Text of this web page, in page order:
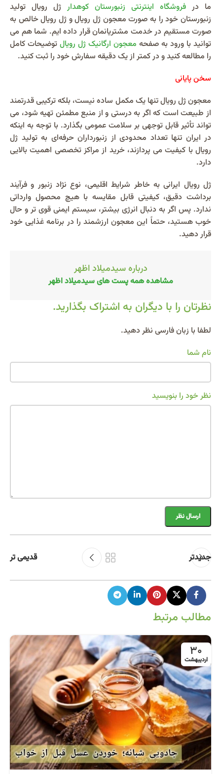
ما در فروشگاه اینترنتی زنبورستان کوهدار ژل رویال تولید
زنبورستان خود را به صورت معجون ژل رویال و ژل رویال خالص به
صورت مستقیم در خدمت مشتریانمان قرار داده ایم. شما هم می
توانید با ورود به صفحه معجون ارگانیک ژل رویال توضیحات کامل
را مطالعه کنید و در کمتر از یک دقیقه سفارش خود را ثبت کنید.
سخن پایانی
معجون ژل رویال تنها یک مکمل ساده نیست، بلکه ترکیبی قدرتمند
از طبیعت است که اگر به‌ درستی و از منبع مطمئن تهیه شود، می‌
تواند تأثیر قابل‌ توجهی بر سلامت عمومی بگذارد. با توجه به اینکه
در ایران تنها تعداد محدودی از زنبورداران حرفه‌ای به تولید ژل
رویال با کیفیت می‌ پردازند، خرید از مراکز تخصصی اهمیت بالایی
دارد.
ژل رویال ایرانی به‌ خاطر شرایط اقلیمی، نوع نژاد زنبور و فرآیند
برداشت دقیق، کیفیتی قابل مقایسه با هیچ محصول وارداتی
ندارد. پس اگر به دنبال انرژی بیشتر، سیستم ایمنی قوی‌ تر و حال
خوب هستید، حتماً این معجون ارزشمند را در برنامه غذایی خود
قرار دهید.
درباره سیدمیلاد اظهر
مشاهده همه پست های سیدمیلاد اظهر
نظرتان را با دیگران به اشتراک بگذارید.
لطفا با زبان فارسی نظر دهید.
نام شما
نظر خود را بنویسید
Alternative:
جدیدتر قدیمی تر
مطالب مرتبط
30
اردیبهشت